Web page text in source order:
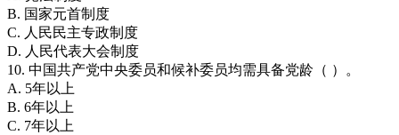
B. 国家元首制度
C. 人民民主专政制度
D. 人民代表大会制度
10. 中国共产党中央委员和候补委员均需具备党龄（ ）。
A. 5年以上
B. 6年以上
C. 7年以上